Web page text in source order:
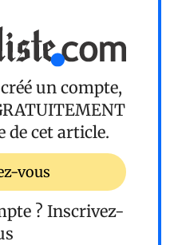
un compte,
de cet article.
vous
? Inscrivez-